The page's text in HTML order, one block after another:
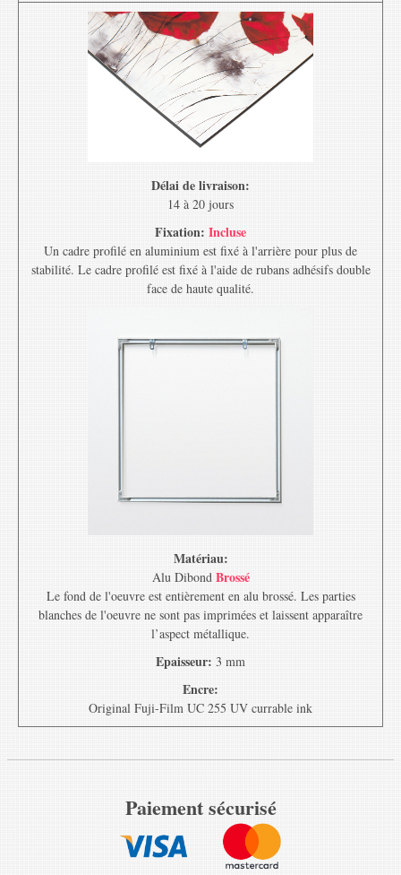
Délai de livraison:
14 à 20 jours
Fixation: Incluse
Un cadre profilé en aluminium est fixé à l'arrière pour plus de
stabilité. Le cadre profilé est fixé à l'aide de rubans adhésifs double
face de haute qualité.
Matériau:
Alu Dibond Brossé
Le fond de l'oeuvre est entièrement en alu brossé. Les parties
blanches de l'oeuvre ne sont pas imprimées et laissent apparaître
l’aspect métallique.
Epaisseur: 3 mm
Encre:
Original Fuji-Film UC 255 UV currable ink
Paiement sécurisé